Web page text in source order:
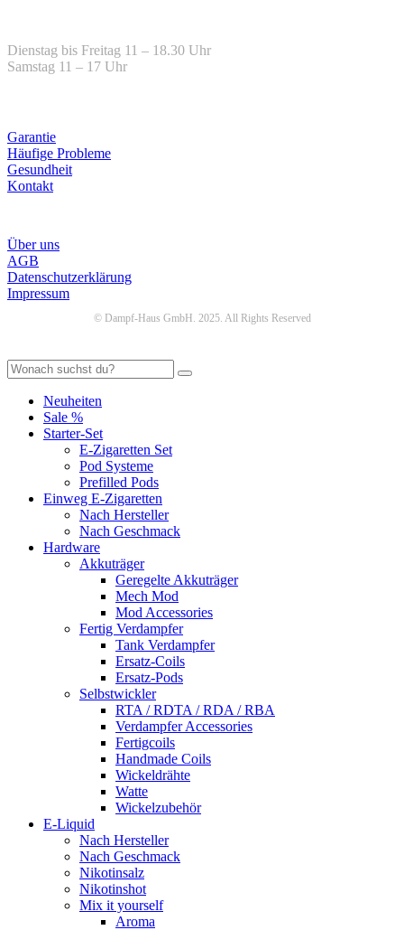
Dienstag bis Freitag 11 – 18.30 Uhr
Samstag 11 – 17 Uhr
Garantie
Häufige Probleme
Gesundheit
Kontakt
Über uns
AGB
Datenschutzerklärung
Impressum
© Dampf-Haus GmbH. 2025. All Rights Reserved
Neuheiten
Sale %
Starter-Set
E-Zigaretten Set
Pod Systeme
Prefilled Pods
Einweg E-Zigaretten
Nach Hersteller
Nach Geschmack
Hardware
Akkuträger
Geregelte Akkuträger
Mech Mod
Mod Accessories
Fertig Verdampfer
Tank Verdampfer
Ersatz-Coils
Ersatz-Pods
Selbstwickler
RTA / RDTA / RDA / RBA
Verdampfer Accessories
Fertigcoils
Handmade Coils
Wickeldrähte
Watte
Wickelzubehör
E-Liquid
Nach Hersteller
Nach Geschmack
Nikotinsalz
Nikotinshot
Mix it yourself
Aroma